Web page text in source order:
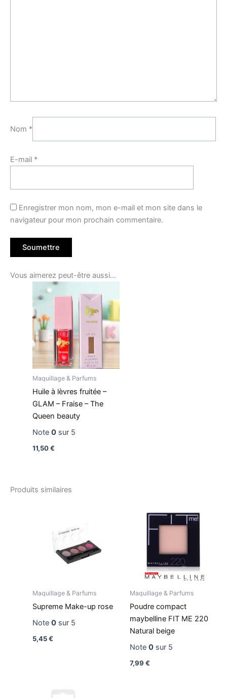
Nom *
E-mail *
Enregistrer mon nom, mon e-mail et mon site dans le
navigateur pour mon prochain commentaire.
Vous aimerez peut-être aussi…
Maquillage & Parfums
Huile à lèvres fruitée –
GLAM – Fraise – The
Queen beauty
Note 0sur 5
11,50€
Produits similaires
Maquillage & Parfums
Supreme Make-up rose
Note 0sur 5
5,45€
Maquillage & Parfums
Poudre compact
maybelline FIT ME 220
Natural beige
Note 0sur 5
7,99 €